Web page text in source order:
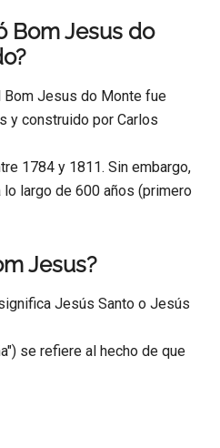
Bom Jesus do
Bom Jesus do Monte fue
y construido por Carlos
1784 y 1811. Sin embargo,
largo de 600 años (primero
Jesus?
Jesús Santo o Jesús
se refiere al hecho de que